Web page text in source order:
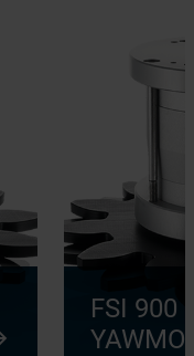
FSI 900